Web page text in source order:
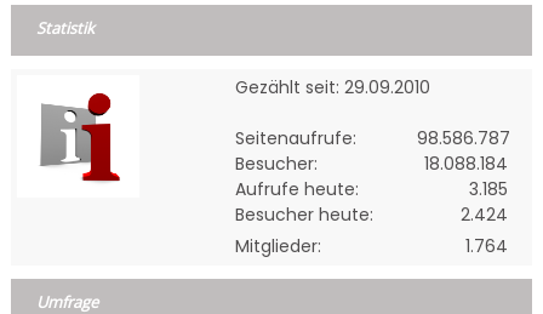
Statistik
Gezählt seit: 29.09.2010
Seitenaufrufe:
98.586.787
Besucher:
18.088.184
Aufrufe heute:
3.185
Besucher heute:
2.424
Mitglieder:
1.764
Umfrage